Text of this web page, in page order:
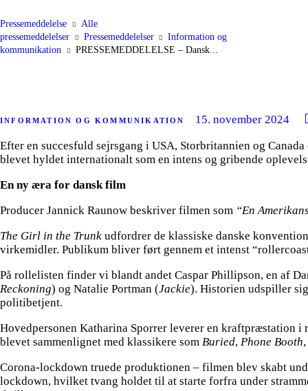
Pressemeddelelse
Alle
pressemeddelelser
Pressemeddelelser
Information og
kommunikation
PRESSEMEDDELELSE – Dansk...
INFORMATION OG KOMMUNIKATION
15. november 2024
Efter en succesfuld sejrsgang i USA, Storbritannien og
blevet hyldet internationalt som en intens og gribende
En ny æra for dansk film
Producer Jannick Raunow beskriver filmen som “En
The Girl in the Trunk udfordrer de klassiske danske
virkemidler. Publikum bliver ført gennem et intenst
På rollelisten finder vi blandt andet Caspar Phillipson, en af
Reckoning) og Natalie Portman (Jackie). Historien udspiller
politibetjent.
Hovedpersonen Katharina Sporrer leverer en kraftpræstation i
blevet sammenlignet med klassikere som Buried, Phone Booth
Corona-lockdown truede produktionen – filmen blev skabt
lockdown, hvilket tvang holdet til at starte forfra under